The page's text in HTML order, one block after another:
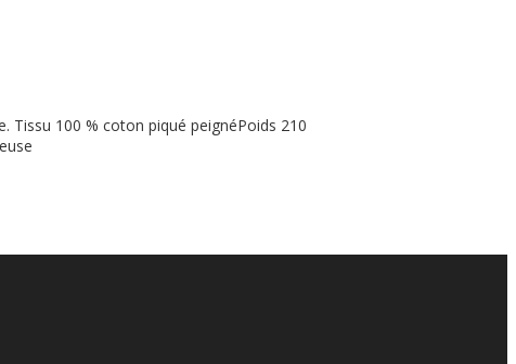
100 % coton piqué peignéPoids 210